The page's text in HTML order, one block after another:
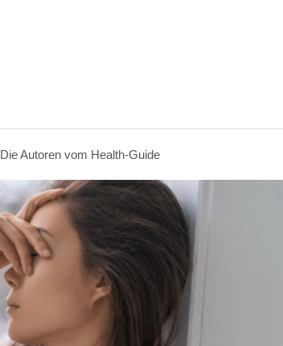
Die Autoren vom Health-Guide